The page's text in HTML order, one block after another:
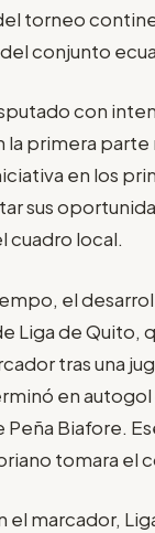
torneo
conjunto
con
la primera parte
en los
sus
cuadro local.
el
Liga de Quito,
tras una
en
Biafore.
tomara el
el marcador,